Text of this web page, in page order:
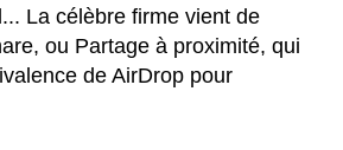
La célèbre firme vient de
ou Partage à proximité, qui
de AirDrop pour